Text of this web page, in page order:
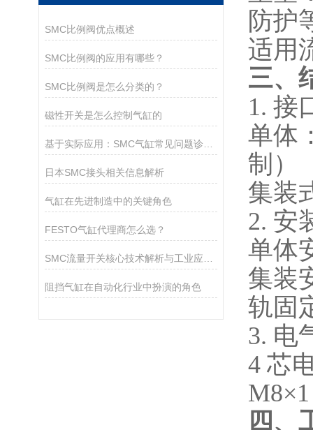
SMC比例阀优点概述
SMC比例阀的应用有哪些？
SMC比例阀是怎么分类的？
磁性开关是怎么控制气缸的
日本SMC接头相关信息解析
气缸在先进制造中的关键角色
FESTO气缸代理商怎么选？
阻挡气缸在自动化行业中扮演的角色
防护
适用
三、
1. 接
单体
制）
集装
2. 安
单体
集装
轨固
3. 电
4 芯
四、